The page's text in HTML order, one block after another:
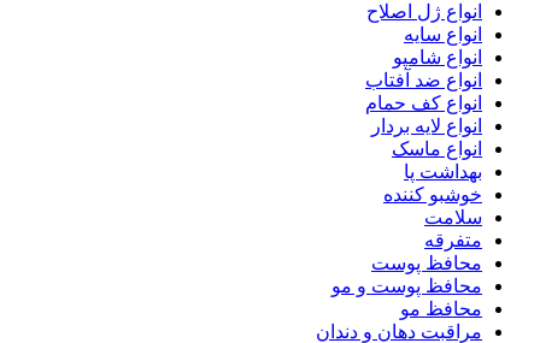
انواع ژل اصلاح
انواع سایه
انواع شامپو
انواع ضد آفتاب
انواع کف حمام
انواع لایه بردار
انواع ماسک
بهداشت پا
خوشبو کننده
سلامت
متفرقه
محافظ پوست
محافظ پوست و مو
محافظ مو
مراقبت دهان و دندان